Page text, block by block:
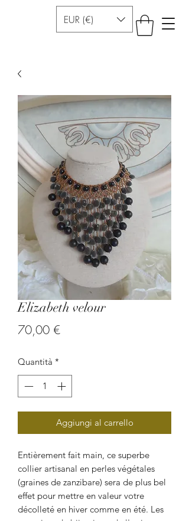
EUR (€)
Elizabeth velour
70,00 €Prezzo
Quantità *
Aggiungi al carrello
Entièrement fait main, ce superbe
collier artisanal en perles végétales
(graines de zanzibare) sera de plus bel
effet pour mettre en valeur votre
décolleté en hiver comme en été. Les
amatrices de bijou issus de l'artisanat